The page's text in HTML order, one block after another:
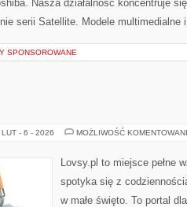
Nasza działalność koncentruje
serii Satellite. Modele
SPONSOROWANE
LUT - 6 - 2026 MOŻLIWOŚĆ
Lovsy.pl to miejsce pełne
spotyka się z
w małe święto. To portal